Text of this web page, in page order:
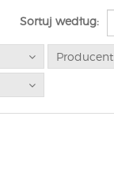
Sortuj według:
Producent